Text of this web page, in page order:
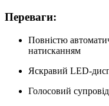
Переваги:
Повністю
натисканням
Яскравий LED-
Голосовий